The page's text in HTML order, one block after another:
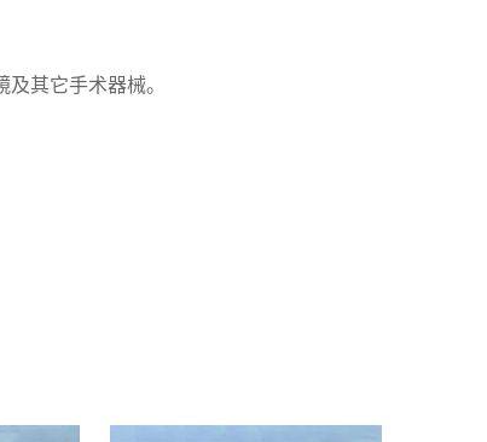
其它手术器械。